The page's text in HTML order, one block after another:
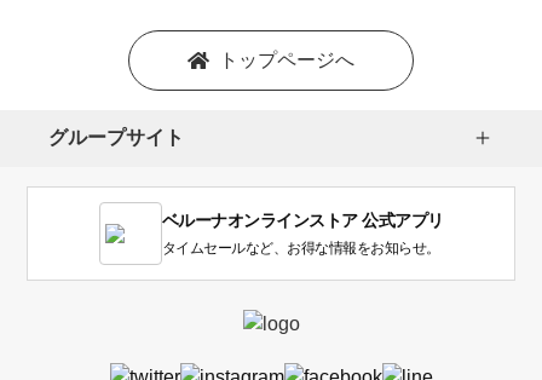
トップページへ
グループサイト
ベルーナオンラインストア 公式アプリ
タイムセールなど、お得な情報をお知らせ。